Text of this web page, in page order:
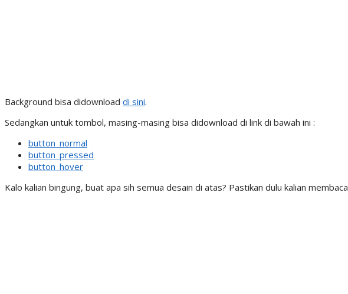
Background bisa didownload di sini.
Sedangkan untuk tombol, masing-masing bisa didownload di link di bawah ini :
button_normal
button_pressed
button_hover
Kalo kalian bingung, buat apa sih semua desain di atas? Pastikan dulu kalian membaca